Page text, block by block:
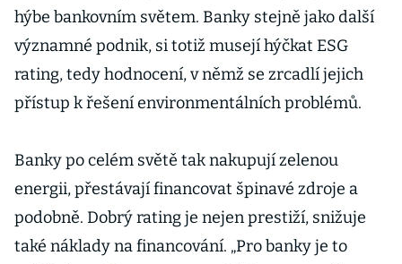
hýbe bankovním světem. Banky stejně jako další
významné podnik, si totiž musejí hýčkat ESG
rating, tedy hodnocení, v němž se zrcadlí jejich
přístup k řešení environmentálních problémů.
Banky po celém světě tak nakupují zelenou
energii, přestávají financovat špinavé zdroje a
podobně. Dobrý rating je nejen prestiží, snižuje
také náklady na financování. „Pro banky je to